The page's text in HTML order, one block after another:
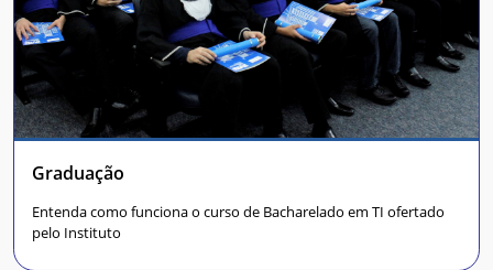
Graduação
Entenda como funciona o curso de Bacharelado em TI ofertado
pelo Instituto